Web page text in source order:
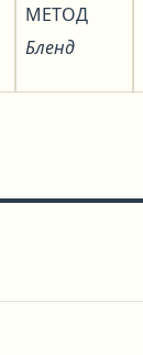
МЕТОД
Бленд